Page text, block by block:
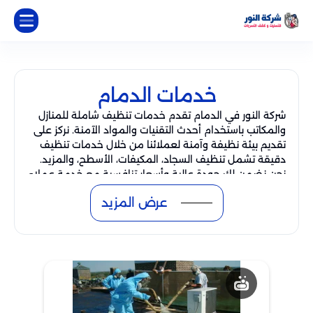
خدمات الدمام
شركة النور في الدمام تقدم خدمات تنظيف شاملة للمنازل
والمكاتب باستخدام أحدث التقنيات والمواد الآمنة. نركز على
تقديم بيئة نظيفة وآمنة لعملائنا من خلال خدمات تنظيف
دقيقة تشمل تنظيف السجاد، المكيفات، الأسطح، والمزيد.
نحن نضمن لك جودة عالية وأسعار تنافسية مع خدمة عملاء
مميزات شركة تنظيف في الدمام
نحن نتميز بتقديم خدمات تنظيف شاملة لجميع أنواع
والتقنيات. إليك أبرز مميزاتنا:
خدمات تنظيف شاملة
: نقدم تنظيفًا لجميع الأسطح، بما
في ذلك تنظيف السجاد، المكيفات، النوافذ، الأرضيات،
عرض المزيد